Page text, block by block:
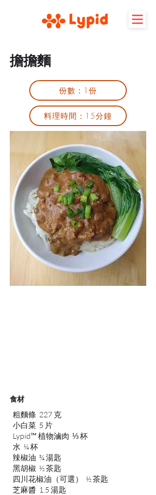
擔擔麵
份數：1份
料理時間：15分鐘
食材
粗麵條 227 克
小白菜 5 片
Lypid™ 植物滷肉 ⅓ 杯
水 ¼ 杯
辣椒油 ¾ 湯匙
黑胡椒 ½ 茶匙
四川花椒油（可選） ½ 茶匙
芝麻醬 1.5 湯匙